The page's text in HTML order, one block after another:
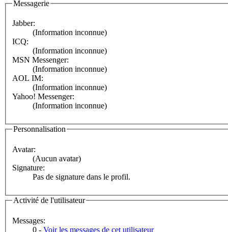
Messagerie
Jabber:
(Information inconnue)
ICQ:
(Information inconnue)
MSN Messenger:
(Information inconnue)
AOL IM:
(Information inconnue)
Yahoo! Messenger:
(Information inconnue)
Personnalisation
Avatar:
(Aucun avatar)
Signature:
Pas de signature dans le profil.
Activité de l'utilisateur
Messages:
0 - Voir les messages de cet utilisateur